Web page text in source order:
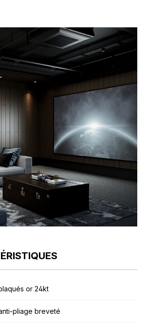
or 24kt
pliage breveté